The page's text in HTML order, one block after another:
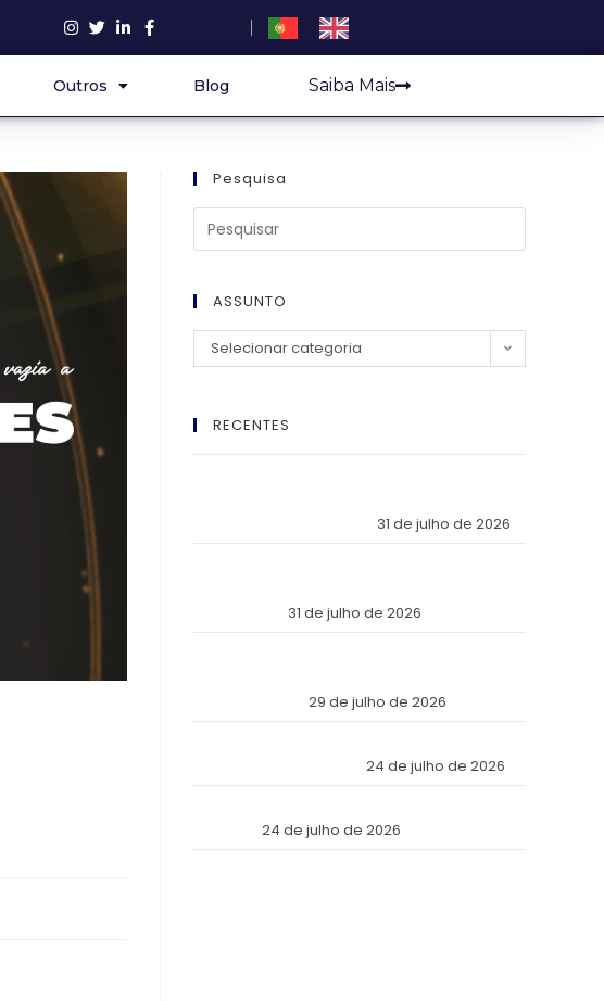
Outros Blog Saiba Mais
Pesquisa
ASSUNTO
Selecionar categoria
RECENTES
31 de julho de 2026
31 de julho de 2026
29 de julho de 2026
24 de julho de 2026
24 de julho de 2026